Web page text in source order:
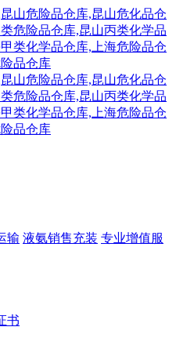
输 液氨销售充装 专业增值服
书